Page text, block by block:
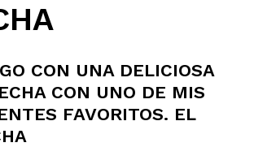
CON UNA DELICIOSA
CON UNO DE MIS
FAVORITOS. EL